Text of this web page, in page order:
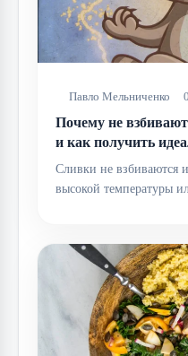
Павло Мельниченко
Почему не
и как получить
Сливки не взбиваются
высокой температуры